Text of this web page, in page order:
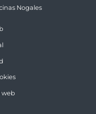
Nogales
web